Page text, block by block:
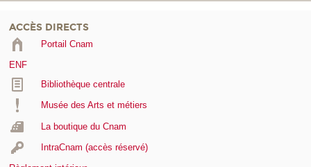
ACCÈS DIRECTS
Portail Cnam
ENF
Bibliothèque centrale
Musée des Arts et métiers
La boutique du Cnam
IntraCnam (accès réservé)